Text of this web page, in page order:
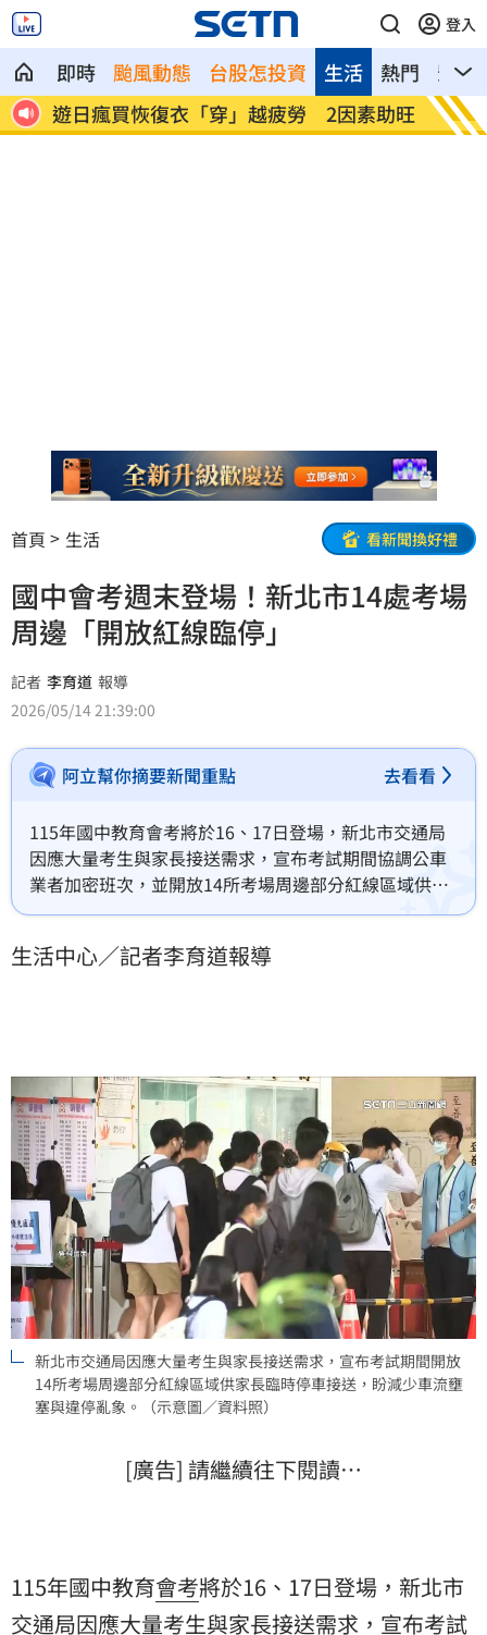
登入
即時 颱風動態 台股怎投資 熱門 影音
生活
旺 煮菜遭婆婆罵！尫勸別計較 人妻嘆像台
傭
新／
報
首頁 生活 看新聞換好禮
國中會考週末登場！新北市14處考場
周邊「開放紅線臨停」
記者 李育道 報導
2026/05/14 21:39:00
阿立幫你摘要新聞重點 去看看
115年國中教育會考將於16、17日登場，新北市交通局
因應大量考生與家長接送需求，宣布考試期間協調公車
業者加密班次，並開放14所考場周邊部分紅線區域供家
長臨時停車接送，盼減少車流壅塞與違停亂象。
生活中心／記者李育道報導
新北市交通局因應大量考生與家長接送需求，宣布考試期間開放
14所考場周邊部分紅線區域供家長臨時停車接送，盼減少車流壅
塞與違停亂象。（示意圖／資料照）
[廣告] 請繼續往下閱讀…
115年國中教育會考將於16、17日登場，新北市
交通局因應大量考生與家長接送需求，宣布考試